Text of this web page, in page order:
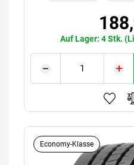
Auf Lager: 4 Stk.
Economy-Klasse